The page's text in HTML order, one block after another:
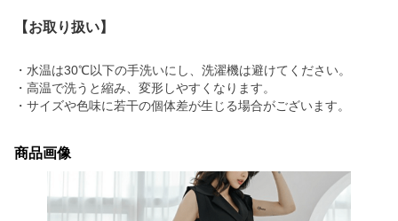
【お取り扱い】
・水温は30℃以下の手洗いにし、洗濯機は避けてください。
・高温で洗うと縮み、変形しやすくなります。
・サイズや色味に若干の個体差が生じる場合がございます。
商品画像